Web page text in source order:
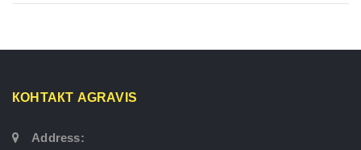
КОНТАКТ AGRAVIS
Address: